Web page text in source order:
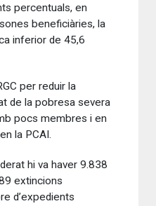
percentuals, en
beneficiàries, la
inferior de 45,6
per reduir la
de la pobresa severa
pocs membres i en
la PCAI.
hi va haver 9.838
extincions
d’expedients